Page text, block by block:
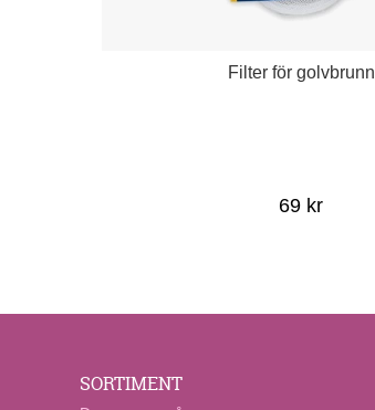
Filter för golvbrunn
69 kr
SORTIMENT